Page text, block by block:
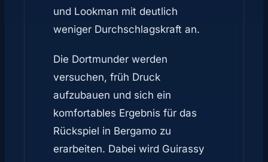
und Lookman mit deutlich
weniger Durchschlagskraft an.
Die Dortmunder werden
versuchen, früh Druck
aufzubauen und sich ein
komfortables Ergebnis für das
Rückspiel in Bergamo zu
erarbeiten. Dabei wird Guirassy